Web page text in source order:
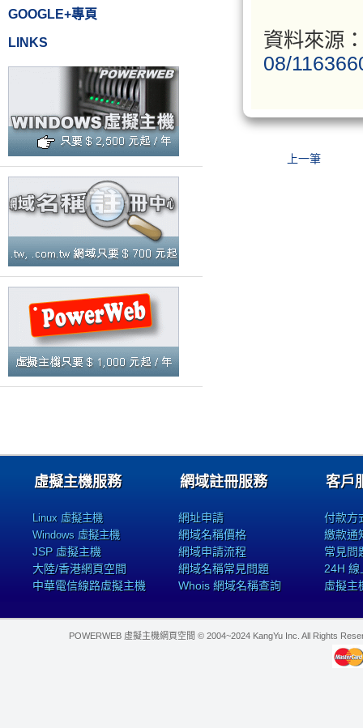
GOOGLE+專頁
LINKS
資料來源
08/
上一筆
虛擬主機服務
Linux 虛擬主機
Windows 虛擬主機
JSP 虛擬主機
大陸/香港網頁空間
中華電信線路虛擬主機
網域註冊服務
網址申請
網域名稱價格
網域申請流程
網域名稱常見問題
Whois 網域名稱查詢
客戶
付款方
繳款通
常見問
24H 線
虛擬主
POWERWEB 虛擬主機網頁空間 © 2004~2024 KangYu Inc. All Rights